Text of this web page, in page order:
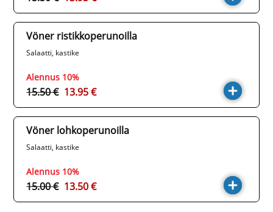
Vöner ristikkoperunoilla
Salaatti, kastike
Alennus 10%
15.50 € 13.95 €
Vöner lohkoperunoilla
Salaatti, kastike
Alennus 10%
15.00 € 13.50 €